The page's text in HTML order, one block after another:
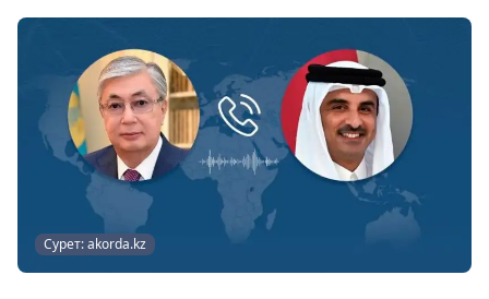
Сурет: akorda.kz